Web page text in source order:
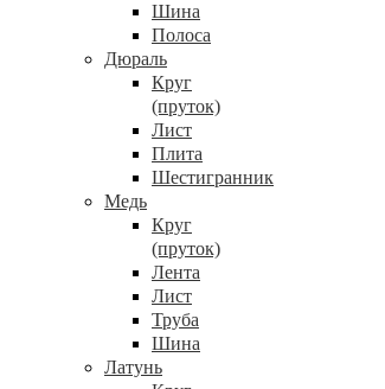
Шина
Полоса
Дюраль
Круг
(пруток)
Лист
Плита
Шестигранник
Медь
Круг
(пруток)
Лента
Лист
Труба
Шина
Латунь